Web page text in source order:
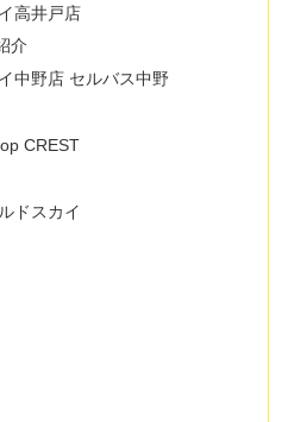
高井戸店
介
中野店 セルバス中野
CREST
ドスカイ